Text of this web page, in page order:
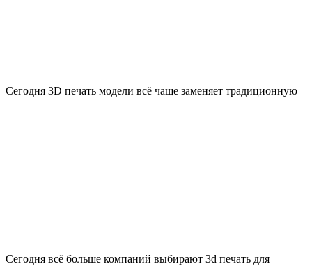
Сегодня 3D печать модели всё чаще заменяет традиционную
Сегодня всё больше компаний выбирают 3d печать для